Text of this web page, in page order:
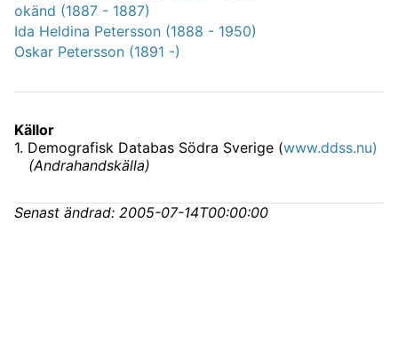
okänd (1887 - 1887)
Ida Heldina Petersson (1888 - 1950)
Oskar Petersson (1891 -)
Källor
1. Demografisk Databas Södra Sverige (www.ddss.nu)
(Andrahandskälla)
Senast ändrad: 2005-07-14T00:00:00